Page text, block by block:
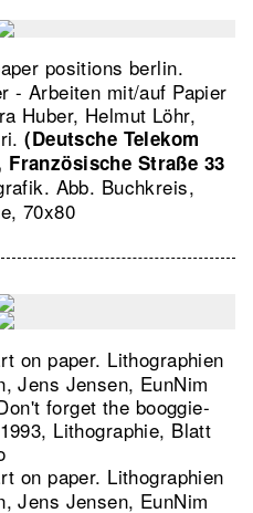
positions berlin.
- Arbeiten mit/auf Papier
Huber, Helmut Löhr,
(Deutsche Telekom
Straße 33
Abb. Buchkreis,
70x80
on paper. Lithographien
Jens Jensen, EunNim
forget the booggie-
Lithographie, Blatt
on paper. Lithographien
Jens Jensen, EunNim